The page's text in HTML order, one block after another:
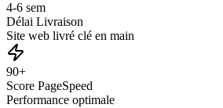
4-6 sem
Délai Livraison
Site web livré clé en main
90+
Score PageSpeed
Performance optimale